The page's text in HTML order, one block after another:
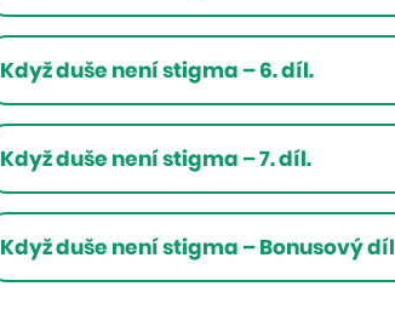
Když duše není stigma – 6. díl.
Když duše není stigma – 7. díl.
Když duše není stigma – Bonusový díl